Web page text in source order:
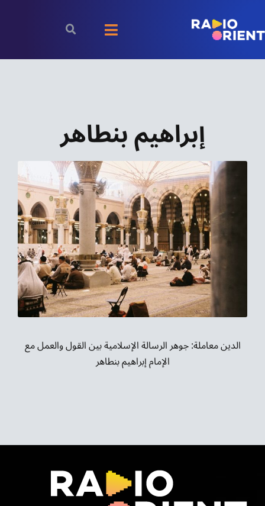
content
Toggle
رياضة
اقتصاد
مقالات
موسيقى الشرق
من نحن
تواصل معنا
إبراهيم بنطاهر
الدين معاملة: جوهر الرسالة الإسلامية بين القول والعمل مع
الإمام إبراهيم بنطاهر